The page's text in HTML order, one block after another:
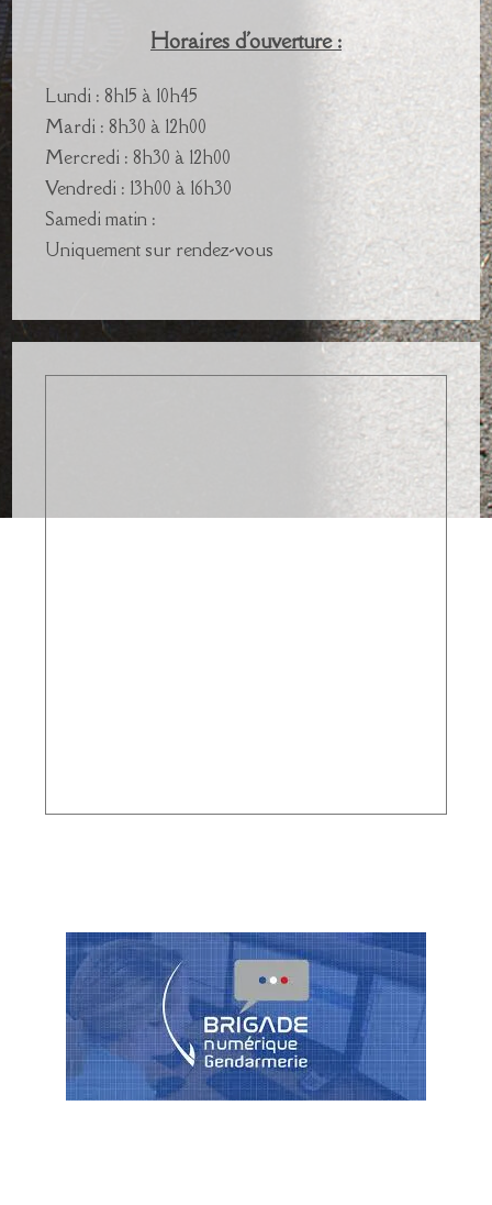
Horaires d'ouverture :
Lundi : 8h15 à 10h45
Mardi : 8h30 à 12h00
Mercredi : 8h30 à 12h00
Vendredi : 13h00 à 16h30
Samedi matin :
Uniquement sur rendez-vous